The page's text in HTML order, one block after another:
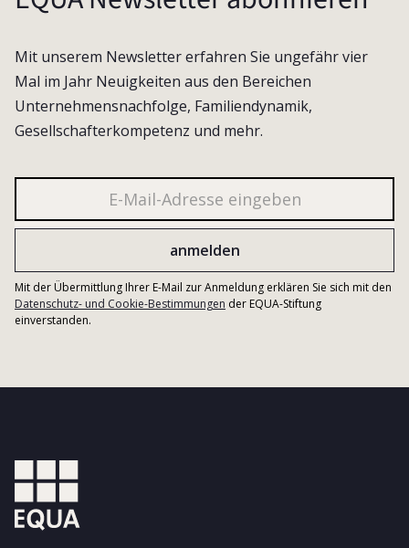
Mit unserem Newsletter erfahren Sie ungefähr vier
Mal im Jahr Neuigkeiten aus den Bereichen
Unternehmensnachfolge, Familiendynamik,
Gesellschafterkompetenz und mehr.
Mit der Übermittlung Ihrer E-Mail zur Anmeldung erklären Sie sich mit den
Datenschutz- und Cookie-Bestimmungen der EQUA-Stiftung
einverstanden.